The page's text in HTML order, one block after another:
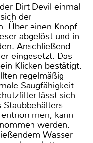
Dirt Devil einmal
der
Über einen Knopf
abgelöst und in
Anschließend
eingesetzt. Das
Klicken bestätigt.
regelmäßig
Saugfähigkeit
lässt sich
kann
werden.
Wasser